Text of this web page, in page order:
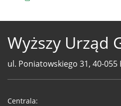
Wyższy Urząd
ul. Poniatowskiego 31, 40-055
WUG
Centrala: